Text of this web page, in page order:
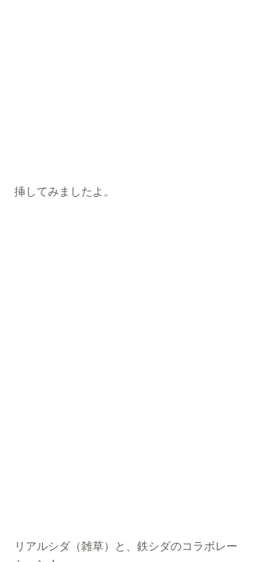
挿してみましたよ。
リアルシダ（雑草）と、鉄シダのコラボレー